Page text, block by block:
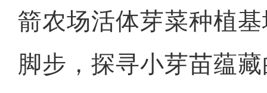
箭农场活体芽菜种植
脚步，探寻小芽苗蕴